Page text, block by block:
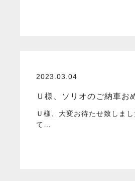
2023.03.04
Ｕ様、ソリオのご納車お
Ｕ様、大変お待たせ致しま
て…